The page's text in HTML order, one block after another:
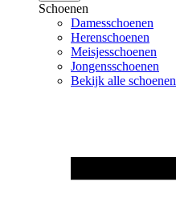
Schoenen
Damesschoenen
Herenschoenen
Meisjesschoenen
Jongensschoenen
Bekijk alle schoenen